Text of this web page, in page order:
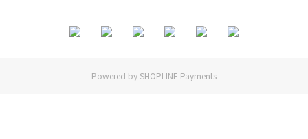
Powered by SHOPLINE Payments